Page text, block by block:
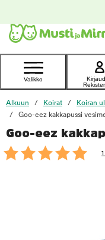
Ota yhteyttä
asiakaspalveluun
Valikko
Alkuun Koirat Koiran
Goo-eez kakkapussi
Goo-eez
foo